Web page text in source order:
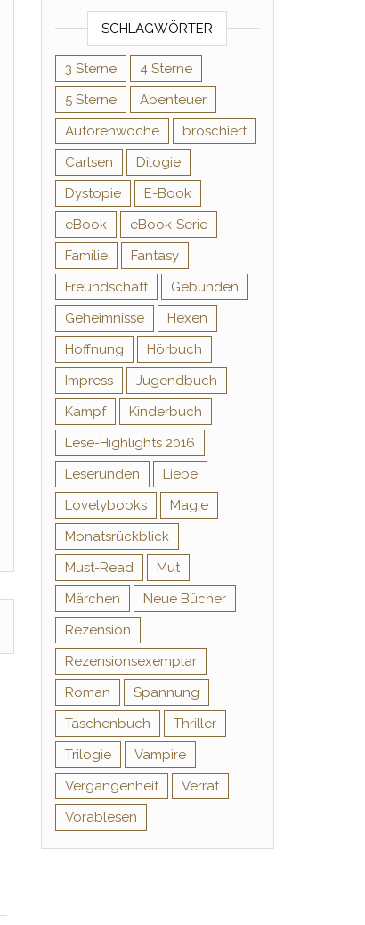
SCHLAGWÖRTER
3 Sterne
4 Sterne
5 Sterne
Abenteuer
Autorenwoche
broschiert
Carlsen
Dilogie
Dystopie
E-Book
eBook
eBook-Serie
Familie
Fantasy
Freundschaft
Gebunden
Geheimnisse
Hexen
Hoffnung
Hörbuch
Impress
Jugendbuch
Kampf
Kinderbuch
Lese-Highlights 2016
Leserunden
Liebe
Lovelybooks
Magie
Monatsrückblick
Must-Read
Mut
Märchen
Neue Bücher
Rezension
Rezensionsexemplar
Roman
Spannung
Taschenbuch
Thriller
Trilogie
Vampire
Vergangenheit
Verrat
Vorablesen